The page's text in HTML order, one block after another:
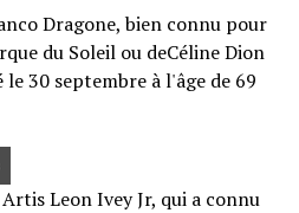
Dragone, bien connu pour
du Soleil ou deCéline Dion
30 septembre à l'âge de 69
Leon Ivey Jr, qui a connu